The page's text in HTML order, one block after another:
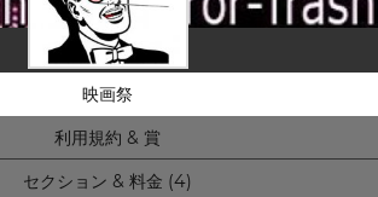
映画祭
利用規約 & 賞
セクション & 料金 (4)